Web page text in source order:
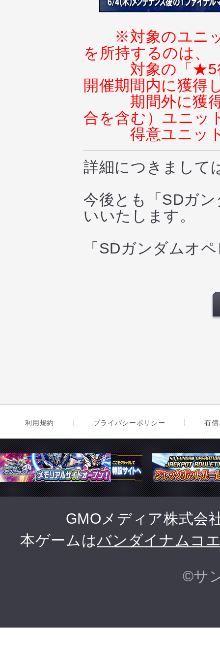
※対象のユニ
を所持するのは、
対象の「★5
開催期間内に獲得
期間外に獲
合を含む）ユニッ
得意ユニッ
詳細につきまして
今後とも「SDガ
いいたします。
「SDガンダムオ
利用規約 プライバシーポリシー 有
GMOメディア株式会
本ゲームはバンダイナムコ
©サ